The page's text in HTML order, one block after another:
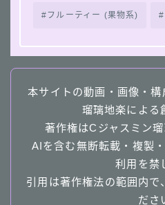
フルーティー (果物系)
本サイトの動画・画像・
瑠璃地楽による
著作権はCジャスミン
AIを含む無断転載・複製
利用を禁
引用は著作権法の範囲内で
ださ